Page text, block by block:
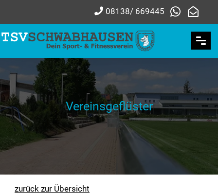
08138/ 669445
Vereinsgeflüster
zurück zur Übersicht